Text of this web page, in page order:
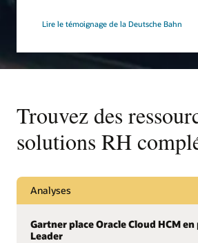
Lire le témoignage de la Deutsche Bahn
Trouvez des
solutions RH
Analyses
Gartner place Oracle Cloud HCM
Leader